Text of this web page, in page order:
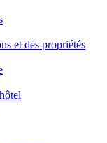
et des propriétés